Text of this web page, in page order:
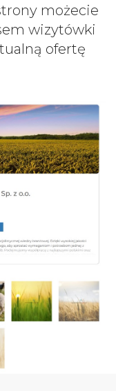
możecie
wizytówki
ofertę